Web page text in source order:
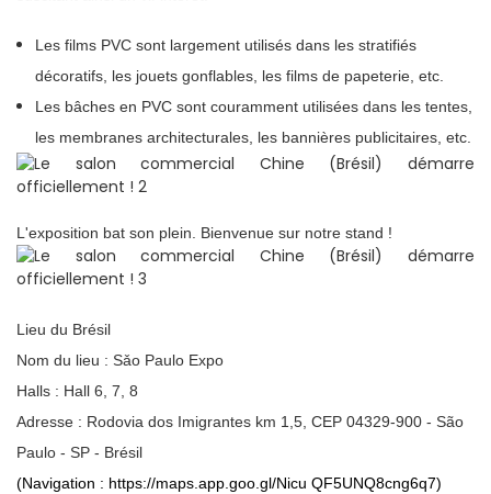
Les films PVC sont largement utilisés dans les stratifiés
décoratifs, les jouets gonflables, les films de papeterie, etc.
Les bâches en PVC sont couramment utilisées dans les tentes,
les membranes architecturales, les bannières publicitaires, etc.
L'exposition bat son plein. Bienvenue sur notre stand !
Lieu du Brésil
Nom du lieu : Sǎo Paulo Expo
Halls : Hall 6, 7, 8
Adresse : Rodovia dos Imigrantes km 1,5, CEP 04329-900 - São
Paulo - SP - Brésil
(Navigation : https://maps.app.goo.gl/Nicu QF5UNQ8cng6q7)